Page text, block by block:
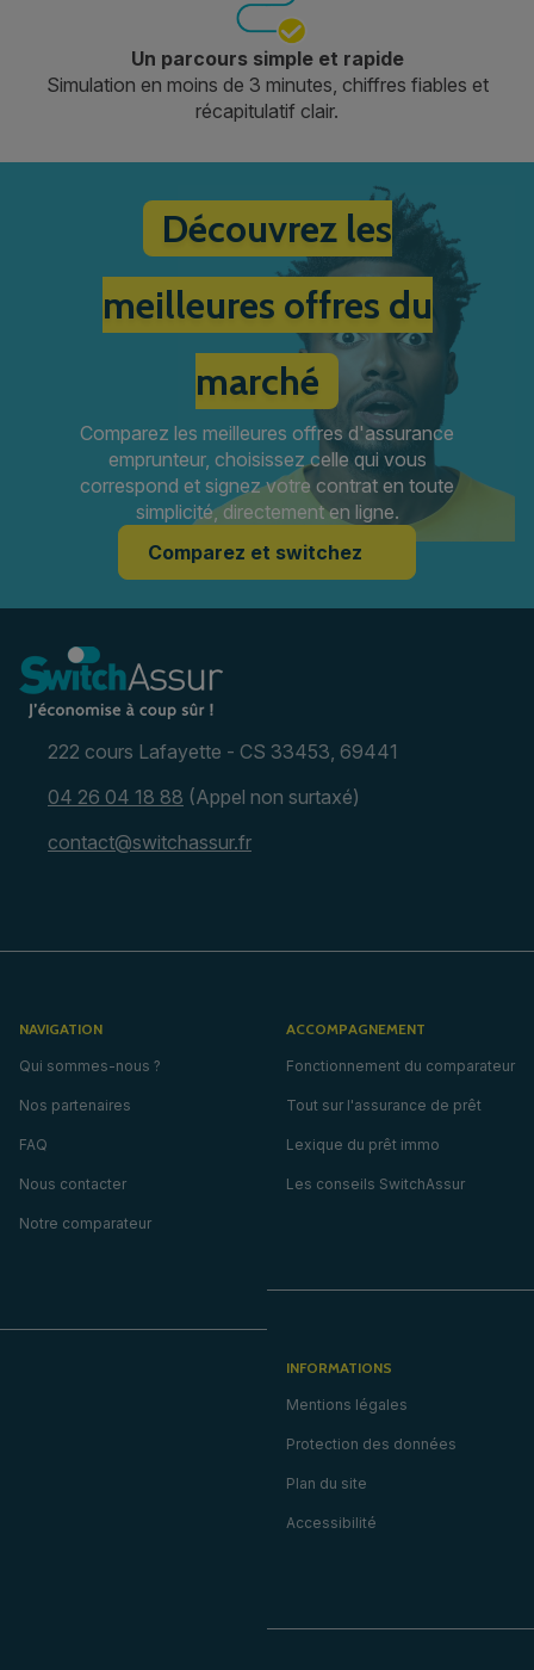
Un parcours simple et rapide
Simulation en moins de 3 minutes, chiffres fiables et
récapitulatif clair.
Découvrez les
meilleures offres du
marché
Comparez les meilleures offres d'assurance
emprunteur, choisissez celle qui vous
correspond et signez votre contrat en toute
simplicité, directement en ligne.
Comparez et switchez
222 cours Lafayette - CS 33453, 69441
04 26 04 18 88 (Appel non surtaxé)
contact@switchassur.fr
NAVIGATION
Qui sommes-nous ?
Nos partenaires
FAQ
Nous contacter
Notre comparateur
ACCOMPAGNEMENT
Fonctionnement du comparateur
Tout sur l'assurance de prêt
Lexique du prêt immo
Les conseils SwitchAssur
INFORMATIONS
Mentions légales
Protection des données
Plan du site
Accessibilité